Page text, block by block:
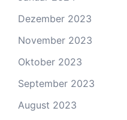
Dezember 2023
November 2023
Oktober 2023
September 2023
August 2023